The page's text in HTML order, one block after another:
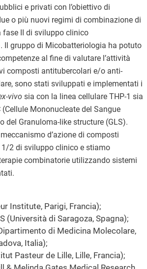
e privati con l’obiettivo di
o più nuovi regimi di combinazione di
II di sviluppo clinico
Il gruppo di Micobatteriologia ha potuto
al fine di valutare l’attività
composti antitubercolari e/o anti-
sono stati sviluppati e implementati i
vivo sia con la linea cellulare THP-1 sia
Mononucleate del Sangue
del Granuloma-like structure (GLS).
d’azione di composti
2 di sviluppo clinico e stiamo
combinatorie utilizzando sistemi
Institute, Parigi, Francia);
(Università di Saragoza, Spagna);
di Medicina Molecolare,
Italia);
Pasteur de Lille, Lille, Francia);